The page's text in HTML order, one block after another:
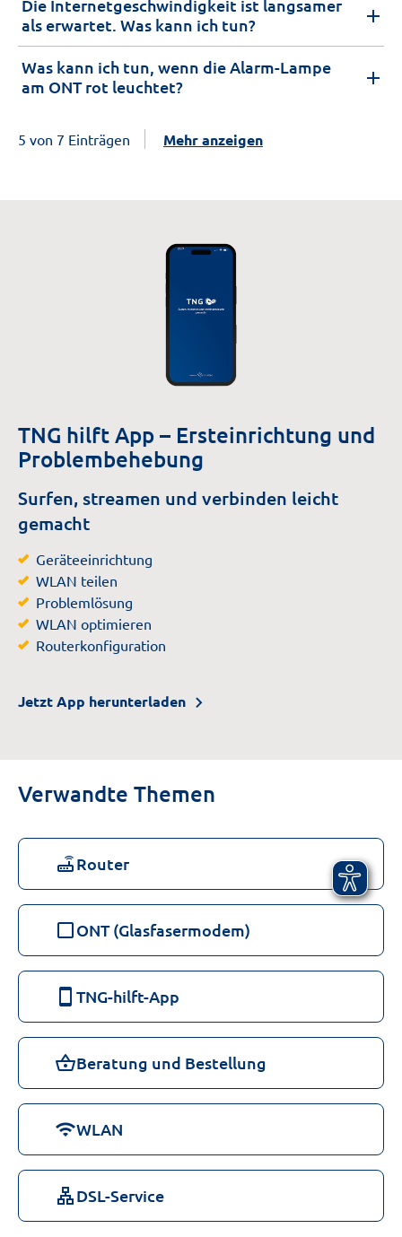
Die Internetgeschwindigkeit ist langsamer
als erwartet. Was kann ich tun?
Was kann ich tun, wenn die Alarm-Lampe
am ONT rot leuchtet?
5 von 7 Einträgen Mehr anzeigen
TNG hilft App – Ersteinrichtung und
Problembehebung
Surfen, streamen und verbinden leicht
gemacht
Geräteeinrichtung
WLAN teilen
Problemlösung
WLAN optimieren
Routerkonfiguration
Jetzt App herunterladen
Verwandte Themen
routerRouter
check_box_outline_blankONT (Glasfasermodem)
smartphone TNG-hilft-App
shopping_basketBeratung und Bestellung
wifiWLAN
lanDSL-Service